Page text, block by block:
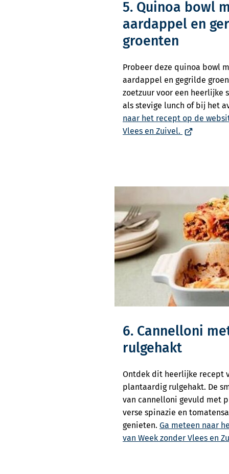
5. Quinoa bowl
aardappel en
groenten
Probeer deze quinoa bowl
aardappel en gegrilde
zoetzuur voor een heerlijke
als stevige lunch of bij het
naar het recept op de
Vlees en Zuivel. (Verwijst
6. Cannelloni
rulgehakt
Ontdek dit heerlijke recept
plantaardig rulgehakt. De
van cannelloni gevuld met
verse spinazie en
genieten. Ga meteen naar
van Week zonder Vlees en